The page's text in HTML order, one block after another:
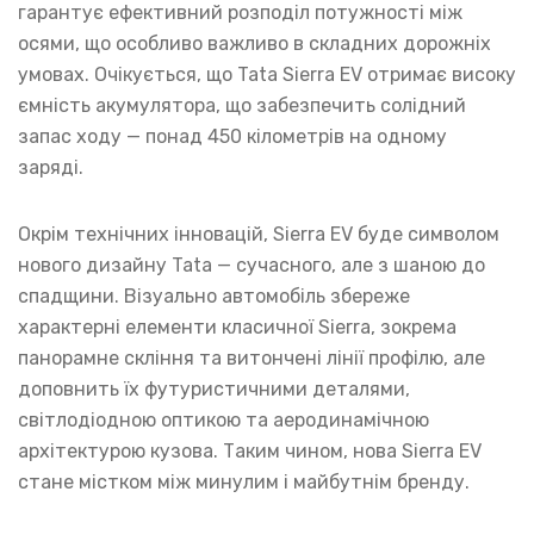
гарантує ефективний розподіл потужності між
осями, що особливо важливо в складних дорожніх
умовах. Очікується, що Tata Sierra EV отримає високу
ємність акумулятора, що забезпечить солідний
запас ходу — понад 450 кілометрів на одному
заряді.
Окрім технічних інновацій, Sierra EV буде символом
нового дизайну Tata — сучасного, але з шаною до
спадщини. Візуально автомобіль збереже
характерні елементи класичної Sierra, зокрема
панорамне скління та витончені лінії профілю, але
доповнить їх футуристичними деталями,
світлодіодною оптикою та аеродинамічною
архітектурою кузова. Таким чином, нова Sierra EV
стане містком між минулим і майбутнім бренду.